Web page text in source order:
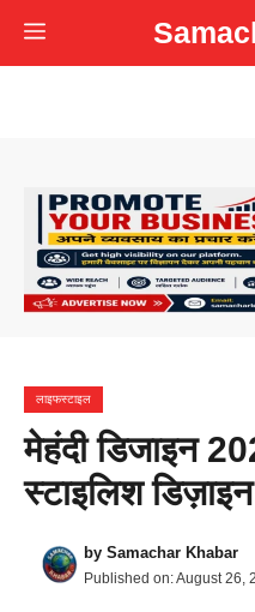
Skip
to
Menu
लाइफस्टाइल
मेहंदी डिजाइन
स्टाइलिश डिज़ाइन
by Samachar Khabar
Published on:August 26,